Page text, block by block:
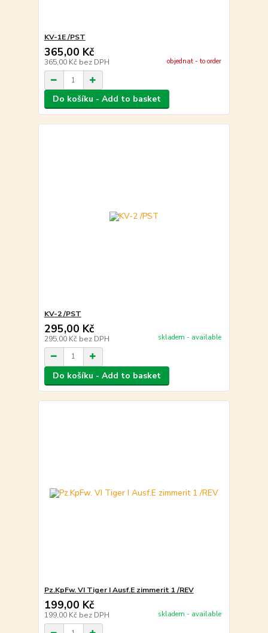
KV-1E /PST
365,00 Kč
365,00 Kč bez DPH objednat - to order
Do košíku - Add to basket
KV-2 /PST
295,00 Kč
295,00 Kč bez DPH skladem - available
Do košíku - Add to basket
Pz.KpFw. VI Tiger I Ausf.E zimmerit 1 /REV
199,00 Kč
199,00 Kč bez DPH skladem - available